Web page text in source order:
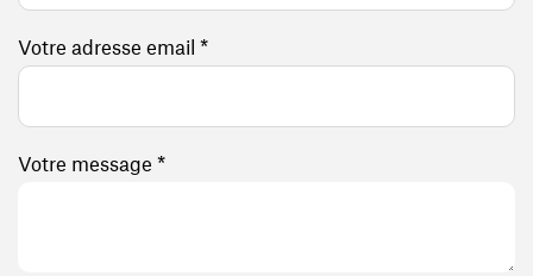
Votre adresse email *
Votre message *